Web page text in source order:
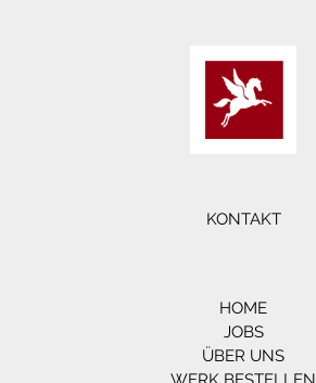
KONTAKT
HOME
JOBS
ÜBER UNS